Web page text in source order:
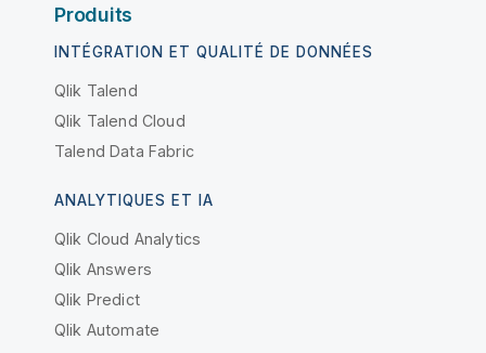
Produits
INTÉGRATION ET QUALITÉ DE DONNÉES
Qlik Talend
Qlik Talend Cloud
Talend Data Fabric
ANALYTIQUES ET IA
Qlik Cloud Analytics
Qlik Answers
Qlik Predict
Qlik Automate